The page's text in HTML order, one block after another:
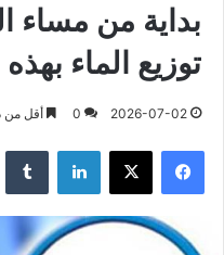
بداية من مساء
توزيع الماء
2026-07-02
0 أقل من
فيسبوك X لينكدإن